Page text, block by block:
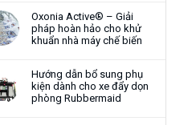
Oxonia Active® – Giải
pháp hoàn hảo cho khử
khuẩn nhà máy chế biến
Hướng dẫn bổ sung phụ
kiện dành cho xe đẩy dọn
phòng Rubbermaid